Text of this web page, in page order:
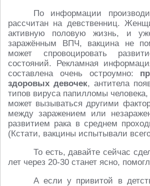
По информации
рассчитан на девственниц.
активную половую жизнь, и
заражённым ВПЧ, вакцина не
может спровоцировать
состояний. Рекламная
составлена очень остроумно:
здоровых девочек, антитела
типов вируса папилломы
может вызываться другими
между заражением или
развитием рака в среднем
(Кстати, вакцины испытывали
То есть, давайте сейчас
лет через 20-30 станет ясно,
А если у привитой в